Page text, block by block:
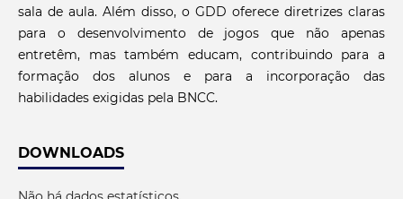
sala de aula. Além disso, o GDD oferece diretrizes claras
para o desenvolvimento de jogos que não apenas
entretêm, mas também educam, contribuindo para a
formação dos alunos e para a incorporação das
habilidades exigidas pela BNCC.
DOWNLOADS